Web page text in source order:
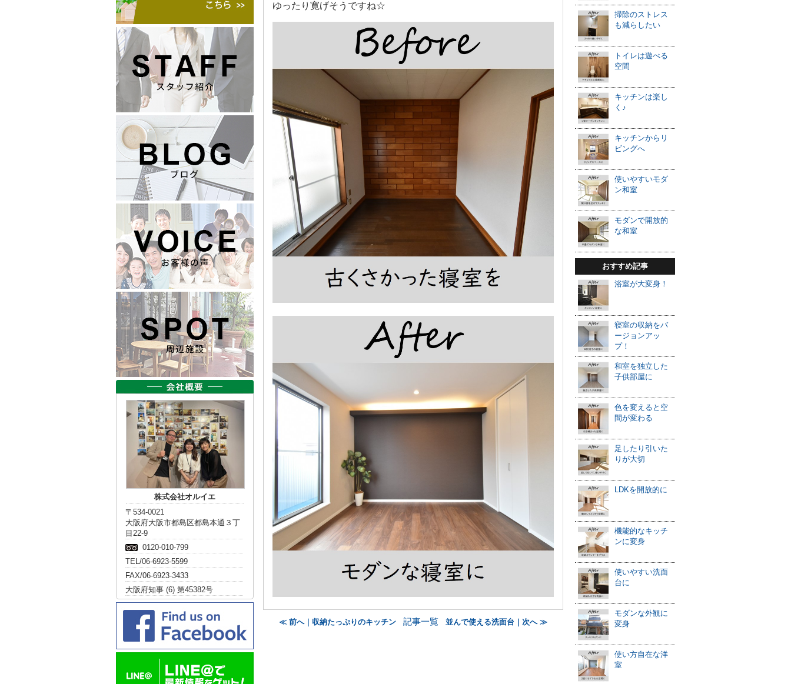
ゆったり寛げそうですね☆
≪ 前へ｜収納たっぷりのキッチン 記事一覧 並んで使える洗面台｜次へ ≫
掃除のストレス
も減らしたい
トイレは遊べる
空間
キッチンは楽し
く♪
キッチンからリ
ビングへ
使いやすいモダ
ン和室
モダンで開放的
な和室
おすすめ記事
浴室が大変身！
寝室の収納をバ
ージョンアッ
プ！
和室を独立した
子供部屋に
色を変えると空
間が変わる
足したり引いた
りが大切
LDKを開放的に
機能的なキッチ
ンに変身
使いやすい洗面
台に
モダンな外観に
変身
使い方自在な洋
室
株式会社オルイエ
〒534-0021
大阪府大阪市都島区都島本通３丁
目22-9
0120-010-799
TEL/06-6923-5599
FAX/06-6923-3433
大阪府知事 (6) 第45382号